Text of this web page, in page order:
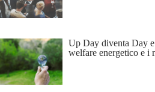
Up Day diventa Day
welfare energetico e i